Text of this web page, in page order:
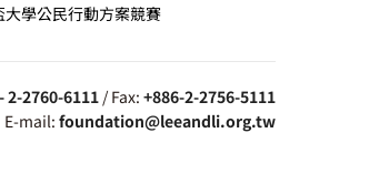
大學公民行動方案競賽
2-2760-6111 / Fax: +886-2-2756-5111
E-mail: foundation@leeandli.org.tw